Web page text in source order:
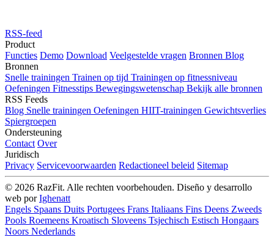
RSS-feed
Product
Functies Demo Download Veelgestelde vragen Bronnen Blog
Bronnen
Snelle trainingen Trainen op tijd Trainingen op fitnessniveau
Oefeningen Fitnesstips Bewegingswetenschap Bekijk alle bronnen
RSS Feeds
Blog Snelle trainingen Oefeningen HIIT-trainingen Gewichtsverlies
Spiergroepen
Ondersteuning
Contact Over
Juridisch
Privacy Servicevoorwaarden Redactioneel beleid Sitemap
© 2026 RazFit. Alle rechten voorbehouden. Diseño y desarrollo
web porIghenatt
Engels Spaans Duits Portugees Frans Italiaans Fins Deens Zweeds
Pools Roemeens Kroatisch Sloveens Tsjechisch Estisch Hongaars
Noors Nederlands